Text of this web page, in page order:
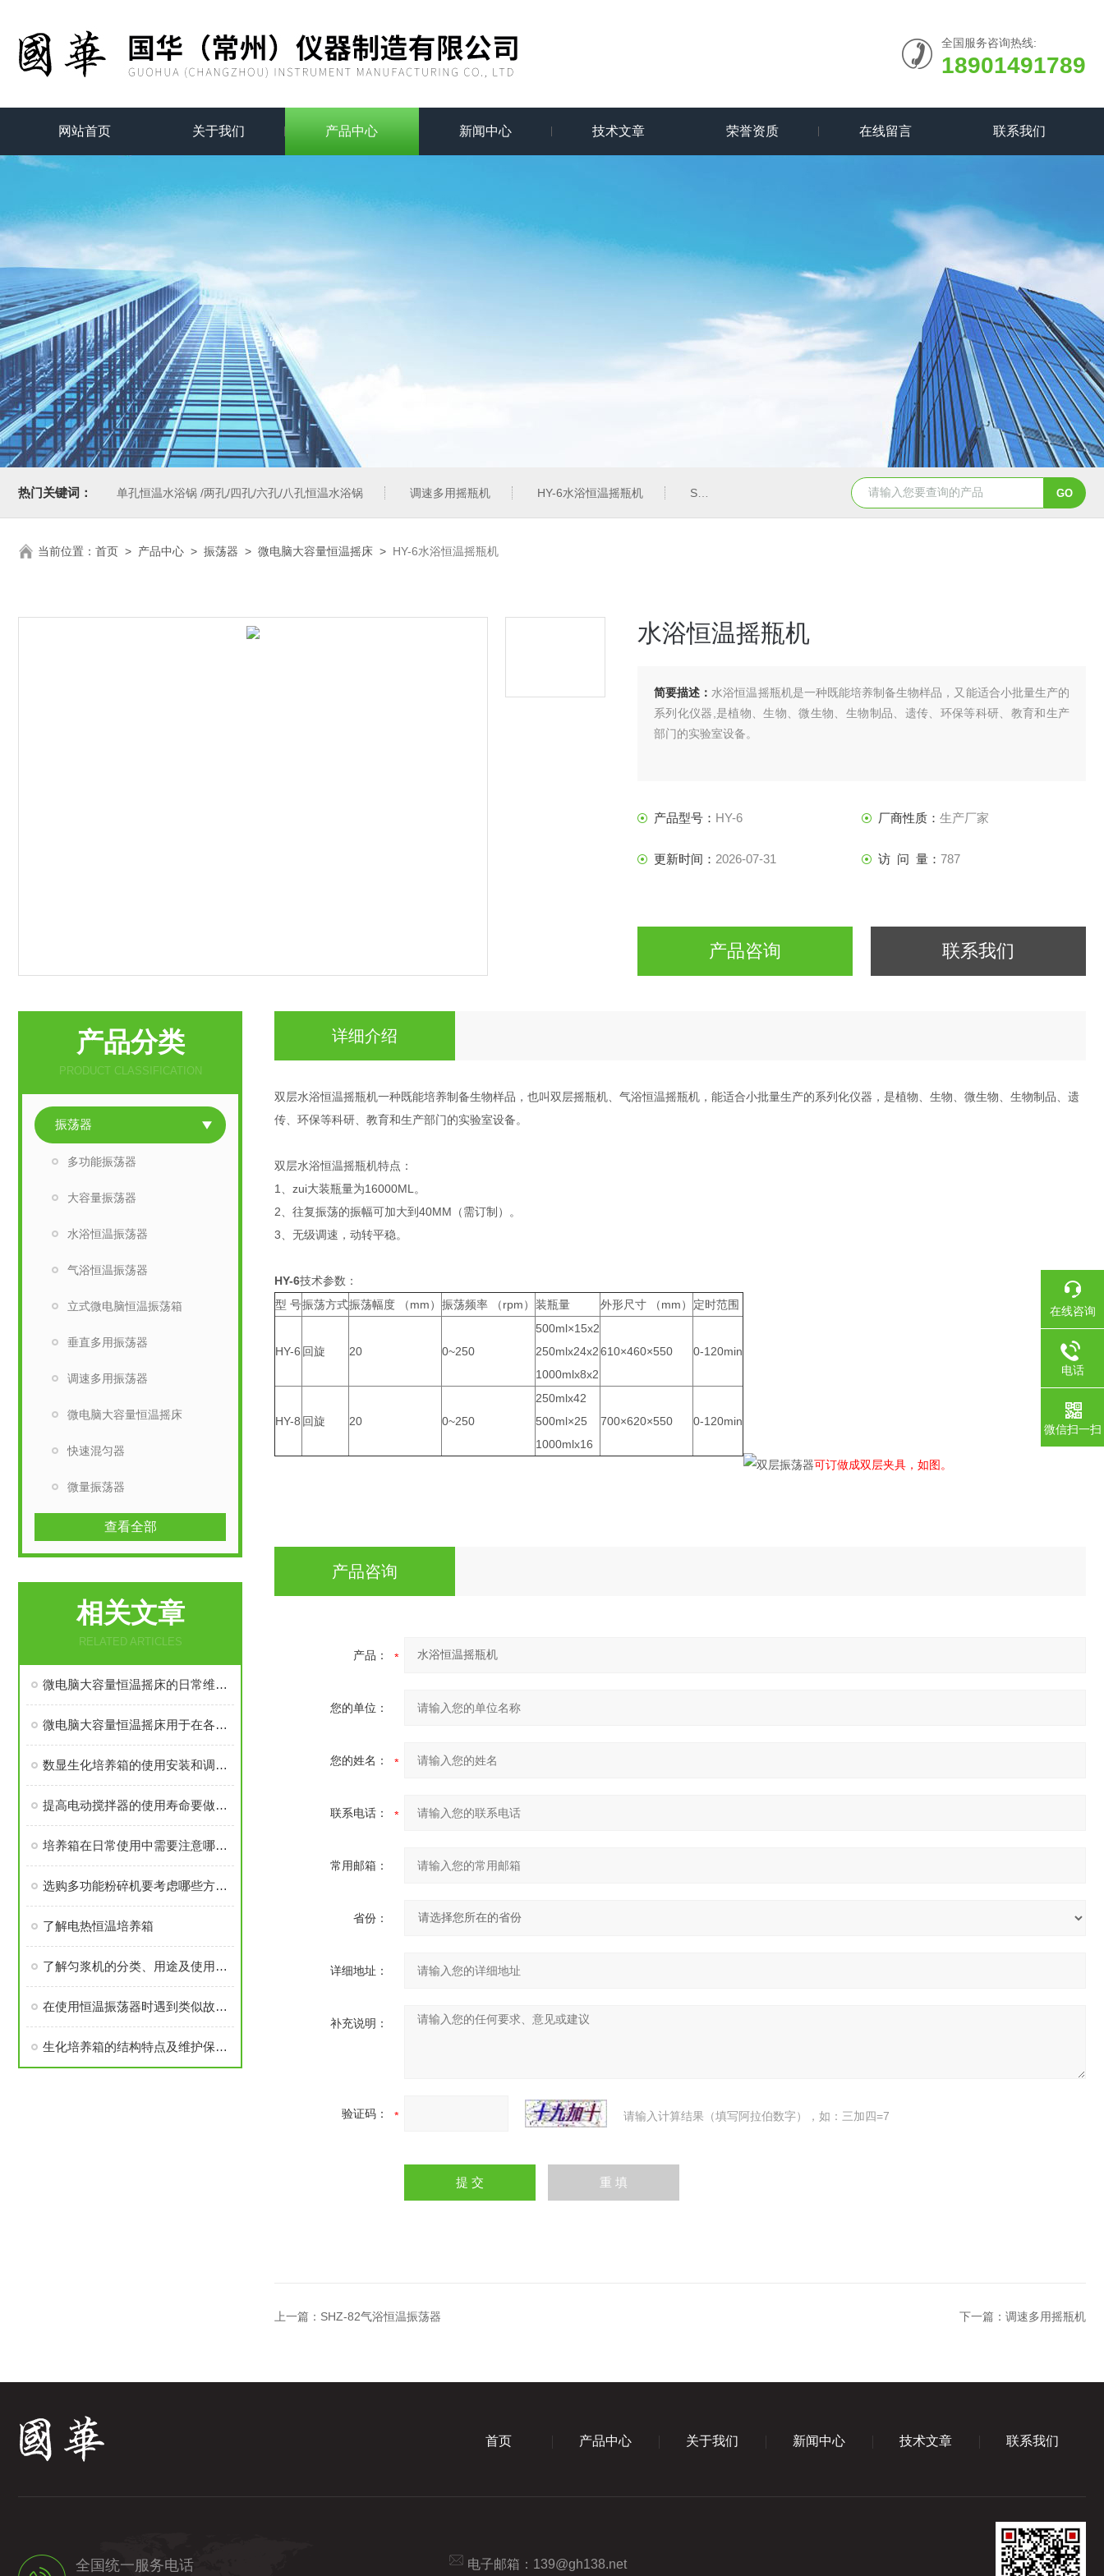
全国服务咨询热线:
18901491789
网站首页 关于我们 产品中心 新闻中心 技术文章 荣誉资质 在线留言 联系我们
热门关键词： 单孔恒温水浴锅 /两孔/四孔/六孔/八孔恒温水浴锅 调速多用摇瓶机 HY-6水浴恒温摇瓶机 SHZ-82气浴恒温振荡器
当前位置： 首页 > 产品中心 > 振荡器 > 微电脑大容量恒温摇床 > HY-6水浴恒温摇瓶机
水浴恒温摇瓶机
简要描述： 水浴恒温摇瓶机是一种既能培养制备生物样品，又能适合小批量生产的
系列化仪器,是植物、生物、微生物、生物制品、遗传、环保等科研、教育和生产
部门的实验室设备。
产品型号： HY-6 厂商性质： 生产厂家
更新时间： 2026-07-31 访 问 量： 787
产品咨询 联系我们
产品分类
PRODUCT CLASSIFICATION
振荡器
多功能振荡器
大容量振荡器
水浴恒温振荡器
气浴恒温振荡器
立式微电脑恒温振荡箱
垂直多用振荡器
调速多用振荡器
微电脑大容量恒温摇床
快速混匀器
微量振荡器
查看全部
相关文章
RELATED ARTICLES
微电脑大容量恒温摇床的日常维护与校准技巧：保障长期稳定运行的实用方法
微电脑大容量恒温摇床用于在各种实验条件下模拟和控制温度和湿度
数显生化培养箱的使用安装和调试方法
提高电动搅拌器的使用寿命要做到以下几点
培养箱在日常使用中需要注意哪些问题
选购多功能粉碎机要考虑哪些方面呢？
了解电热恒温培养箱
了解匀浆机的分类、用途及使用方法
在使用恒温振荡器时遇到类似故障看完就明白了
生化培养箱的结构特点及维护保养注意事项
详细介绍
双层水浴恒温摇瓶机一种既能培养制备生物样品，也叫双层摇瓶机、气浴恒温摇瓶机，能适合小批量生产的系列化仪器，是植物、生物、微生物、生物制品、遗
传、环保等科研、教育和生产部门的实验室设备。
双层水浴恒温摇瓶机特点：
1、zui大装瓶量为16000ML。
2、往复振荡的振幅可加大到40MM（需订制）。
3、无级调速，动转平稳。
HY-6技术参数：
型 号振荡方式振荡幅度 （mm） 振荡频率 （rpm） 装瓶量 外形尺寸 （mm） 定时范围
HY-6 回旋 20 0~250
500ml×15x2
250mlx24x2
1000mlx8x2
610×460×550 0-120min
HY-8 回旋 20 0~250
250mlx42
500ml×25
1000mlx16
700×620×550 0-120min
可订做成双层夹具，如图。
产品咨询
产品：
您的单位：
您的姓名：
联系电话：
常用邮箱：
省份：
详细地址：
补充说明：
验证码： 请输入计算结果（填写阿拉伯数字），如：三加四=7
上一篇： SHZ-82气浴恒温振荡器 下一篇： 调速多用摇瓶机
首页 产品中心 关于我们 新闻中心 技术文章 联系我们
全国统一服务电话 电子邮箱： 139@gh138.net
在线咨询
电话
微信扫一扫